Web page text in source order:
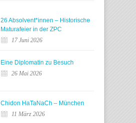
26 Absolvent*innen – Historische
Maturafeier in der ZPC
17 Juni 2026
Eine Diplomatin zu Besuch
26 Mai 2026
Chidon HaTaNaCh – München
11 März 2026